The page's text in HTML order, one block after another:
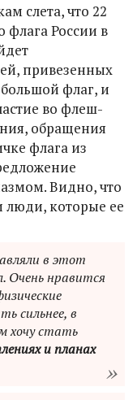
слета, что 22
флага России в
привезенных
большой флаг, и
во флеш-
обращения
флага из
Видно, что
люди, которые ее
в этот
Очень нравится
сильнее, в
хочу стать
и планах